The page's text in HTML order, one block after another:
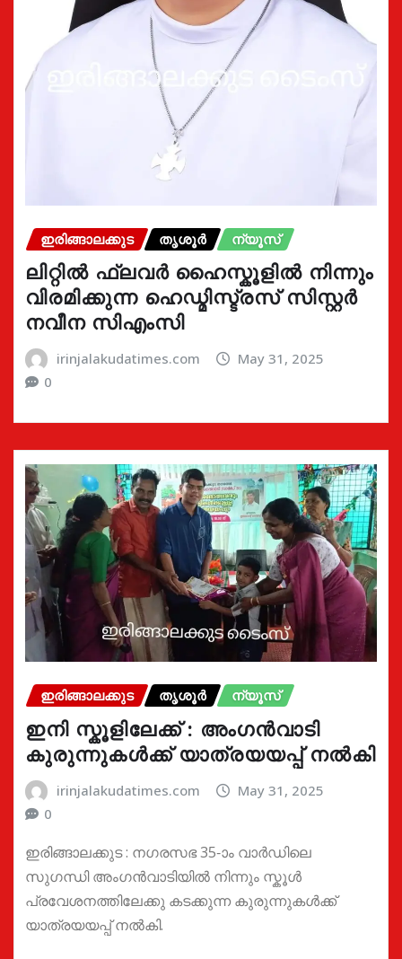
ഇരിങ്ങാലക്കുട തൃശൂർ ന്യൂസ്
ലിറ്റിൽ ഫ്ലവർ ഹൈസ്കൂളിൽ നിന്നും
വിരമിക്കുന്ന ഹെഡ്മിസ്ട്രസ് സിസ്റ്റർ
നവീന സിഎംസി
irinjalakudatimes.com
May 31, 2025
0
ഇരിങ്ങാലക്കുട തൃശൂർ ന്യൂസ്
ഇനി സ്കൂളിലേക്ക് : അംഗൻവാടി
കുരുന്നുകൾക്ക് യാത്രയയപ്പ് നൽകി
irinjalakudatimes.com
May 31, 2025
0
ഇരിങ്ങാലക്കുട : നഗരസഭ 35-ാം വാർഡിലെ
സുഗന്ധി അംഗൻവാടിയിൽ നിന്നും സ്കൂൾ
പ്രവേശനത്തിലേക്കു കടക്കുന്ന കുരുന്നുകൾക്ക്
യാത്രയയപ്പ് നൽകി.